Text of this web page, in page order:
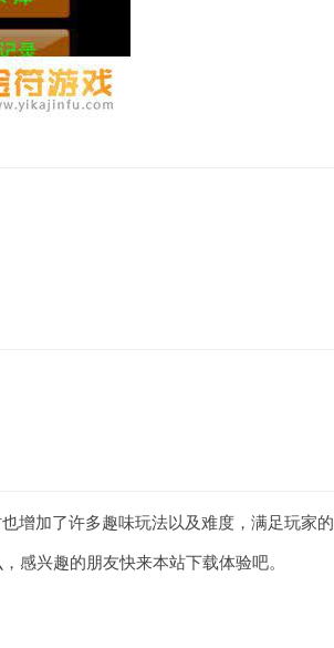
增加了许多趣味玩法以及难度，满足玩家的
感兴趣的朋友快来本站下载体验吧。